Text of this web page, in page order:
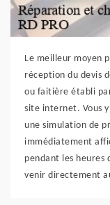
Le meilleur moyen
réception du devis
ou faitière établi
site internet. Vous
une simulation de
immédiatement
pendant les heures
venir directement